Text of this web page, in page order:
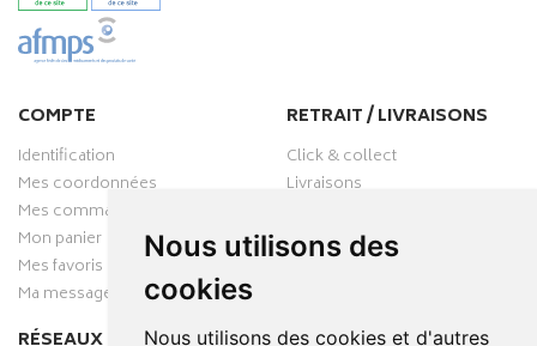
Nous utilisons des
cookies
Nous utilisons des cookies et d'autres
COMPTE
Identification
Mes coordonnées
Mes commandes
Mon panier
Mes favoris
Ma messagerie
RETRAIT / LIVRAISONS
Click & collect
Livraisons